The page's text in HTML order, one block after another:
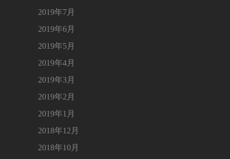
2019年7月
2019年6月
2019年5月
2019年4月
2019年3月
2019年2月
2019年1月
2018年12月
2018年10月